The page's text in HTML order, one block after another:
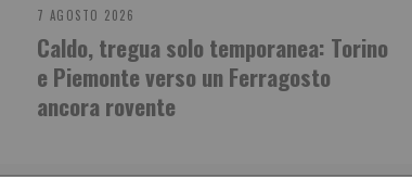
7 AGOSTO 2026
Caldo, tregua solo temporanea: Torino
e Piemonte verso un Ferragosto
ancora rovente